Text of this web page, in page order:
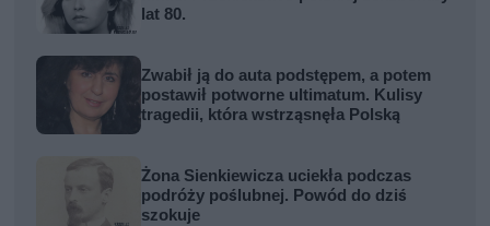
lat 80.
Zwabił ją do auta podstępem, a potem
postawił potworne ultimatum. Kulisy
tragedii, która wstrząsnęła Polską
Żona Sienkiewicza uciekła podczas
podróży poślubnej. Powód do dziś
szokuje